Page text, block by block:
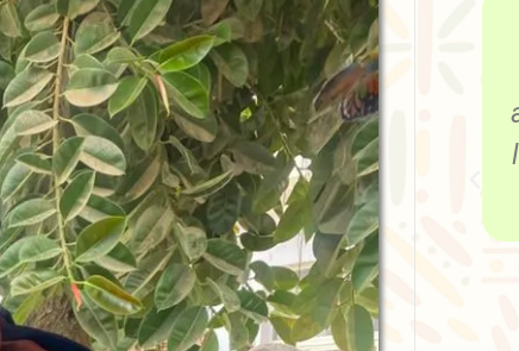
est
le
"L'éducation
consiste à
apprendre ce que
l'on ne savait pas
encore."
Aristote